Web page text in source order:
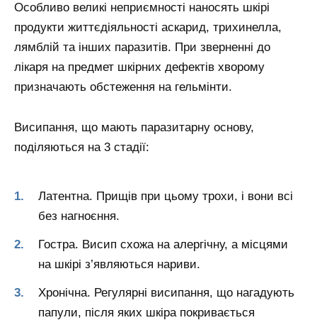
Особливо великі неприємності наносять шкірі
продукти життєдіяльності аскарид, трихинелла,
лямблій та інших паразитів. При зверненні до
лікаря на предмет шкірних дефектів хворому
призначають обстеження на гельмінти.
Висипання, що мають паразитарну основу,
поділяються на 3 стадії:
Латентна. Прищів при цьому трохи, і вони всі
без нагноєння.
Гостра. Висип схожа на алергічну, а місцями
на шкірі з’являються нариви.
Хронічна. Регулярні висипання, що нагадують
папули, після яких шкіра покривається